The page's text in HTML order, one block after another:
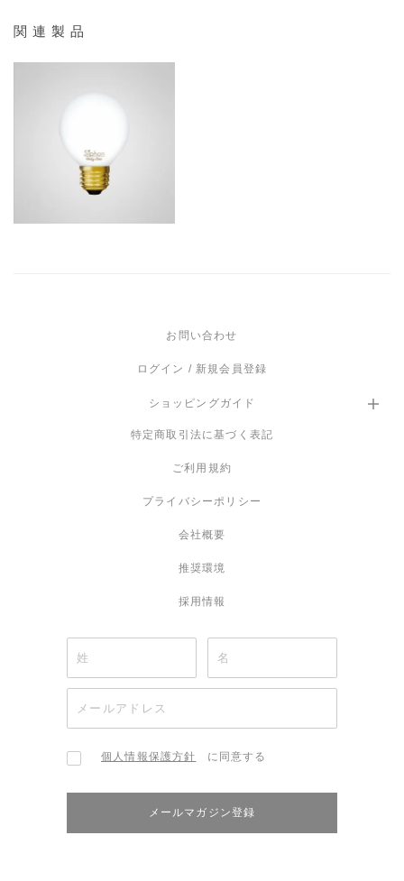
関連製品
4,950
お問い合わせ
ログイン / 新規会員登録
ショッピングガイド
特定商取引法に基づく表記
ご利用規約
プライバシーポリシー
会社概要
推奨環境
採用情報
個人情報保護方針 に同意する
メールマガジン登録